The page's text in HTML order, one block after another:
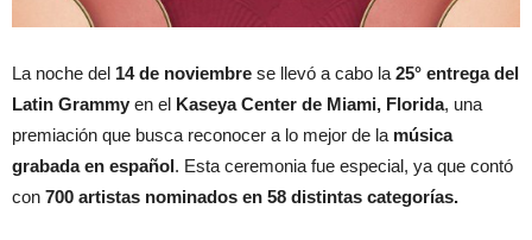
La noche del 14 de noviembre se llevó a cabo la25° entrega del
Latin Grammy en el Kaseya Center de Miami, Florida, una
premiación que busca reconocer a lo mejor de la música
grabada en español. Esta ceremonia fue especial, ya que contó
con 700 artistas nominados en 58 distintas categorías.